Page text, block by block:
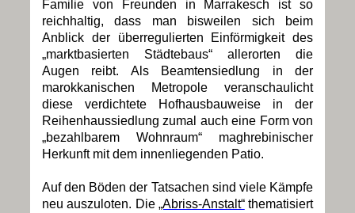
Familie von Freunden in Marrakesch ist so
reichhaltig, dass man bisweilen sich beim
Anblick der überregulierten Einförmigkeit des
„marktbasierten Städtebaus“ allerorten die
Augen reibt. Als Beamtensiedlung in der
marokkanischen Metropole veranschaulicht
diese verdichtete Hofhausbauweise in der
Reihenhaussiedlung zumal auch eine Form von
„bezahlbarem Wohnraum“ maghrebinischer
Herkunft mit dem innenliegenden Patio.
Auf den Böden der Tatsachen sind viele Kämpfe
neu auszuloten. Die „Abriss-Anstalt“thematisiert